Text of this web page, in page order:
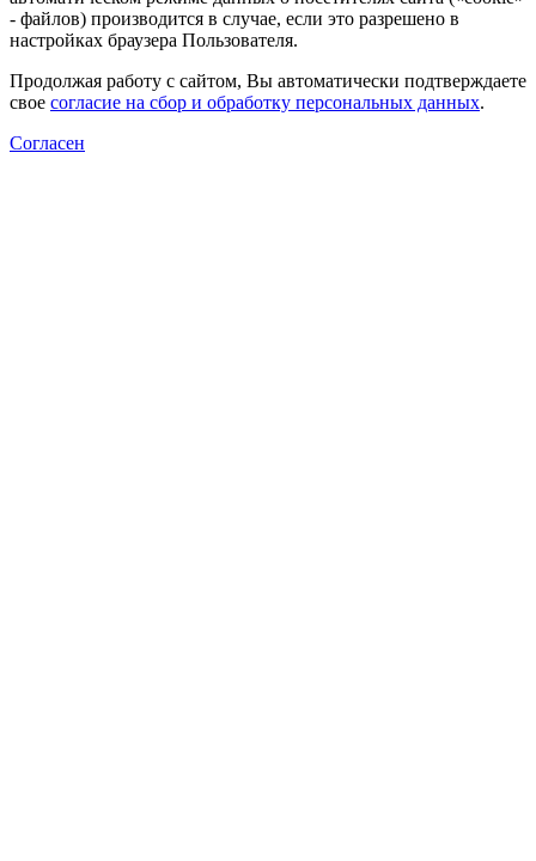
- файлов) производится в случае, если это разрешено в
настройках браузера Пользователя.
Продолжая работу с сайтом, Вы автоматически подтверждаете
свое согласие на сбор и обработку персональных данных.
Согласен